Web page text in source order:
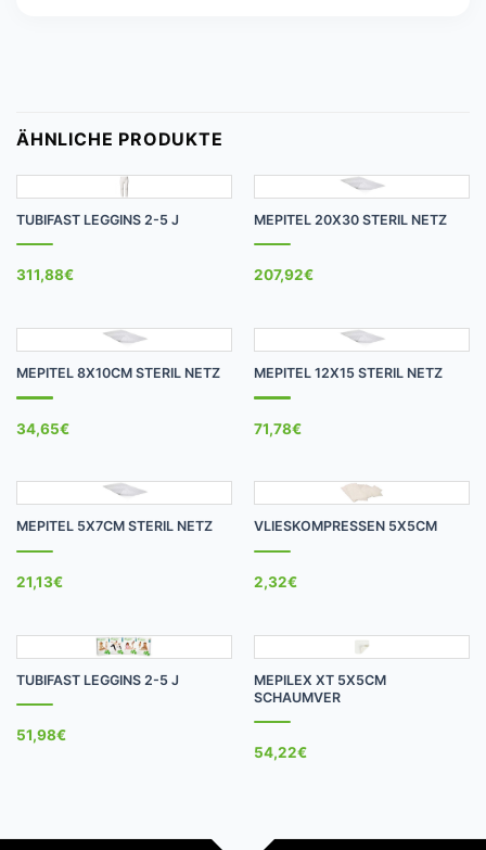
ÄHNLICHE PRODUKTE
TUBIFAST LEGGINS 2-5 J
311,88€
MEPITEL 20X30 STERIL NETZ
207,92€
MEPITEL 8X10CM STERIL NETZ
34,65€
MEPITEL 12X15 STERIL NETZ
71,78€
MEPITEL 5X7CM STERIL NETZ
21,13€
VLIESKOMPRESSEN 5X5CM
2,32€
TUBIFAST LEGGINS 2-5 J
51,98€
MEPILEX XT 5X5CM
SCHAUMVER
54,22€